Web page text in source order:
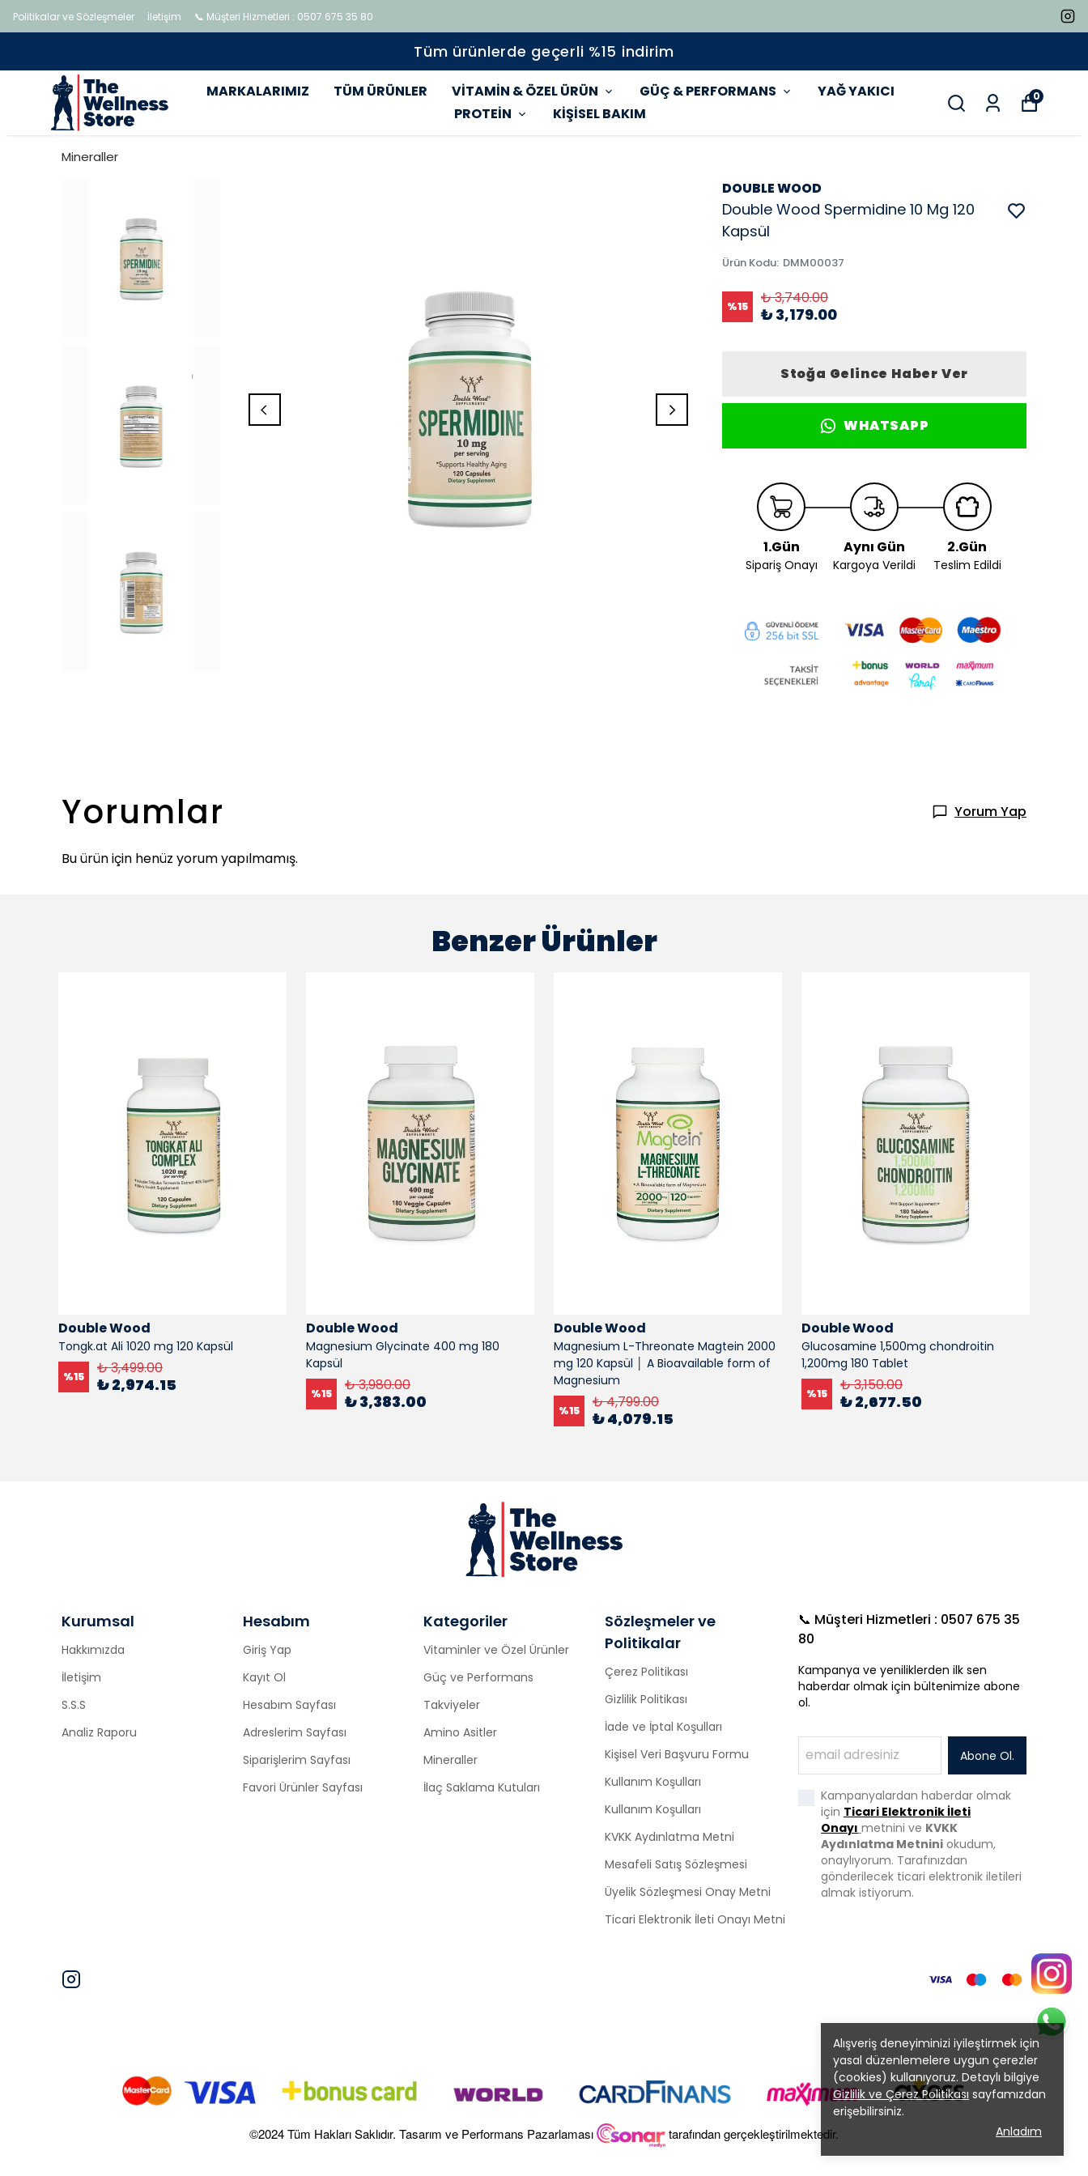
Politikalar ve Sözleşmeler İletişim 📞 Müşteri Hizmetleri : 0507 675 35 80
Tüm ürünlerde geçerli %15 indirim
MARKALARIMIZ TÜM ÜRÜNLER VİTAMİN & ÖZEL ÜRÜN GÜÇ & PERFORMANS
YAĞ YAKICI
PROTEİN
KİŞİSEL BAKIM
0
Alışveriş deneyiminizi iyileştirmek için
yasal düzenlemelere uygun çerezler
(cookies) kullanıyoruz. Detaylı bilgiye
Gizlilik ve Çerez Politikası sayfamızdan
erişebilirsiniz.
Anladım
Mineraller
DOUBLE WOOD
Double Wood Spermidine 10 Mg 120
Kapsül
Ürün Kodu: DMM00037
%15 ₺ 3,740.00
₺ 3,179.00
Stoğa Gelince Haber Ver
WHATSAPP
1.Gün
Sipariş Onayı
Aynı Gün
Kargoya Verildi
2.Gün
Teslim Edildi
Yorumlar Yorum Yap
Bu ürün için henüz yorum yapılmamış.
Benzer Ürünler
Double Wood
Tongk.at Ali 1020 mg 120 Kapsül
%15 ₺ 3,499.00
₺ 2,974.15
Double Wood
Magnesium Glycinate 400 mg 180
Kapsül
%15 ₺ 3,980.00
₺ 3,383.00
Double Wood
Magnesium L-Threonate Magtein 2000
mg 120 Kapsül │ A Bioavailable form of
Magnesium
%15 ₺ 4,799.00
₺ 4,079.15
Double Wood
Glucosamine 1,500mg chondroitin
1,200mg 180 Tablet
%15 ₺ 3,150.00
₺ 2,677.50
Kurumsal
Hakkımızda
İletişim
S.S.S
Analiz Raporu
Hesabım
Giriş Yap
Kayıt Ol
Hesabım Sayfası
Adreslerim Sayfası
Siparişlerim Sayfası
Favori Ürünler Sayfası
Kategoriler
Vitaminler ve Özel Ürünler
Güç ve Performans
Takviyeler
Amino Asitler
Mineraller
İlaç Saklama Kutuları
Sözleşmeler ve
Politikalar
Çerez Politikası
Gizlilik Politikası
İade ve İptal Koşulları
Kişisel Veri Başvuru Formu
Kullanım Koşulları
Kullanım Koşulları
KVKK Aydınlatma Metni
Mesafeli Satış Sözleşmesi
Üyelik Sözleşmesi Onay Metni
Ticari Elektronik İleti Onayı Metni
📞 Müşteri Hizmetleri : 0507 675 35
80
Kampanya ve yeniliklerden ilk sen
haberdar olmak için bültenimize abone
ol.
Abone Ol.
Kampanyalardan haberdar olmak
için Ticari Elektronik İleti
Onayı metnini ve KVKK
Aydınlatma Metnini okudum,
onaylıyorum. Tarafınızdan
gönderilecek ticari elektronik iletileri
almak istiyorum.
©2024 Tüm Hakları Saklıdır. Tasarım ve Performans Pazarlaması tarafından gerçekleştirilmektedir.